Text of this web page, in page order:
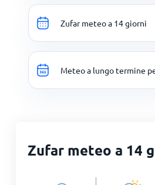
Zufar meteo a 14 giorni
Meteo a lungo termine
Zufar meteo a 14